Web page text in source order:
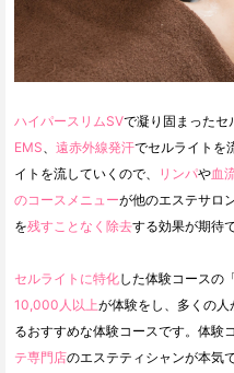
ハイパースリムSVで凝り固まったセ
EMS
遠赤外線発汗でセルライトを
イトを流していくので、
リンパや血
のコースメニューが他のエステサロ
を残すことなく除去する効果が期待
セルライトに特化した体験コースの
10,000人以上が体験をし、多くの人
るおすすめな体験コースです。体験
テ専門店のエステティシャンが本気